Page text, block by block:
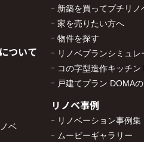
ついて
ベ
新築を買ってプチリノ
家を売りたい方へ
物件を探す
リノベプランシミュレ
コの字型造作キッチン
戸建てプラン DOMA
リノベ事例
リノベーション事例集
ムービーギャラリー